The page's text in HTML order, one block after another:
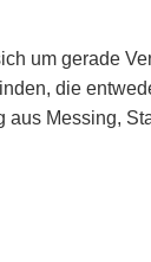
um gerade
die
aus Messing,